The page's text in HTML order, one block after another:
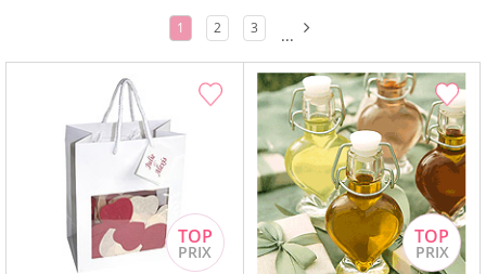
1 2 3 ...